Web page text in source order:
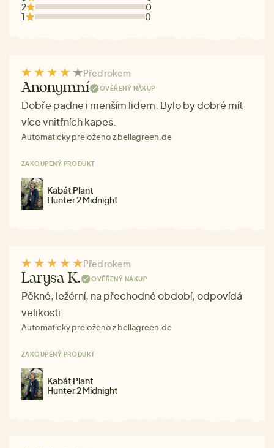
2
0
1
0
Před rokem
Anonymní OVĚŘENÝ NÁKUP
Dobře padne i menším lidem. Bylo by dobré mít
více vnitřních kapes.
Automaticky preloženo z bellagreen.de
ZAKOUPENÝ PRODUKT
Kabát Plant
Hunter 2 Midnight
Před rokem
Larysa K. OVĚŘENÝ NÁKUP
Pěkné, ležérní, na přechodné období, odpovídá
velikosti
Automaticky preloženo z bellagreen.de
ZAKOUPENÝ PRODUKT
Kabát Plant
Hunter 2 Midnight